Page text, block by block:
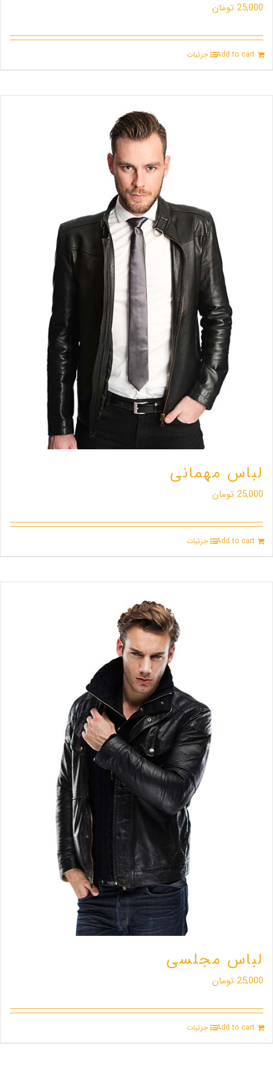
25,000 تومان
Add to cart جزئیات
لباس مهمانی
25,000 تومان
Add to cart جزئیات
لباس مجلسی
25,000 تومان
Add to cart جزئیات